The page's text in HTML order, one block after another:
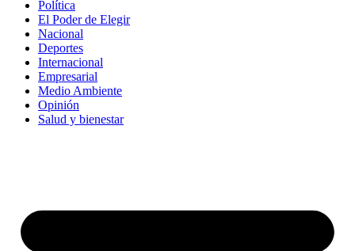
Política
El Poder de Elegir
Nacional
Deportes
Internacional
Empresarial
Medio Ambiente
Opinión
Salud y bienestar